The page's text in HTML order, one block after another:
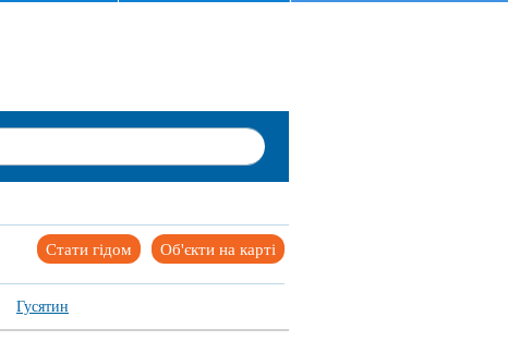
Об'єкти на карті
Стати гідом
Гусятин